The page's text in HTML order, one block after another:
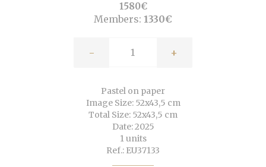
1580€
Members: 1330€
- +
Pastel on paper
Image Size: 52x43,5 cm
Total Size: 52x43,5 cm
Date: 2025
1 units
Ref.: EU37133